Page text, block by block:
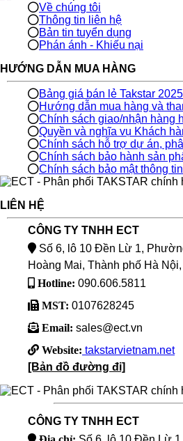
Về chúng tôi
Thông tin liên hệ
Bản tin tuyển dụng
Phán ánh - Khiếu nại
HƯỚNG DẪN MUA HÀNG
Bảng giá bán lẻ Takstar 2025
Hướng dẫn mua hàng và
Chính sách giao/nhận hàng
Quyền và nghĩa vụ Khách
Chính sách hỗ trợ dự án,
Chính sách bảo hành sản
Chính sách bảo mật thông
LIÊN HỆ
CÔNG TY TNHH ECT
Số 6, lô 10 Đền Lừ 1,
Hoàng Mai, Thành phố Hà
Hotline: 090.606.5811
MST: 0107628245
Email: sales@ect.vn
Website: takstarvietnam.net
[Bản đồ đường đi]
CÔNG TY TNHH ECT
Địa chỉ: